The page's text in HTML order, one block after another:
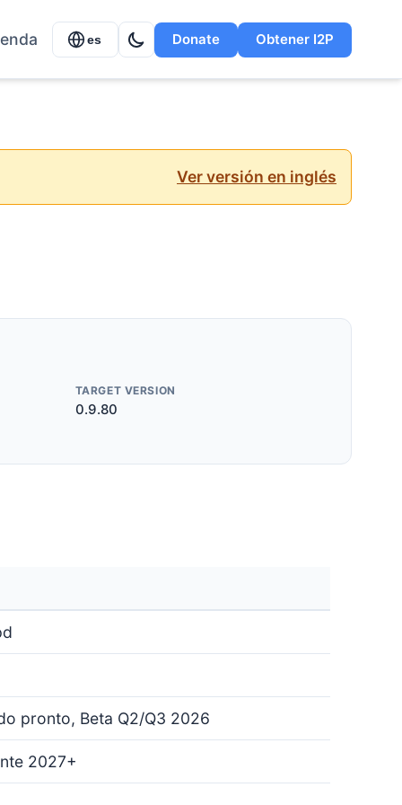
es Donate Obtener I2P
Ver versión en inglés
TARGET VERSION
0.9.80
pronto, Beta Q2/Q3 2026
2027+